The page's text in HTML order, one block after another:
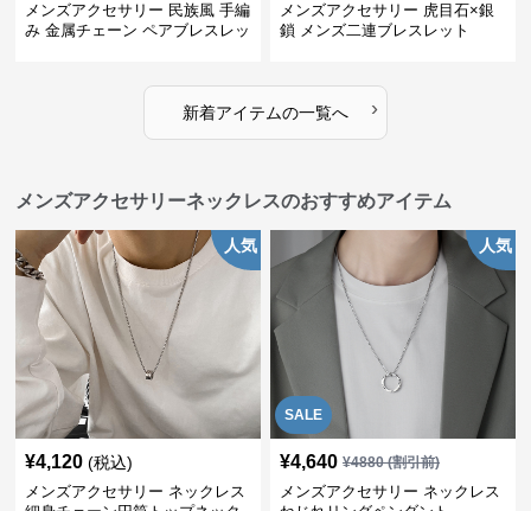
メンズアクセサリー 民族風 手編
み 金属チェーン ペアブレスレッ
メンズアクセサリー 虎目石×銀
鎖 メンズ二連ブレスレット
新着アイテムの一覧へ ›
メンズアクセサリーネックレスのおすすめアイテム
人気
¥4,120 (税込)
メンズアクセサリー ネックレス
SALE
人気
¥4,640 ¥4880(割引前)
メンズアクセサリー ネックレス